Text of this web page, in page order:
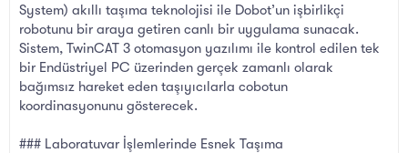
System) akıllı taşıma teknolojisi ile Dobot’un işbirlikçi
robotunu bir araya getiren canlı bir uygulama sunacak.
Sistem, TwinCAT 3 otomasyon yazılımı ile kontrol edilen tek
bir Endüstriyel PC üzerinden gerçek zamanlı olarak
bağımsız hareket eden taşıyıcılarla cobotun
koordinasyonunu gösterecek.
### Laboratuvar İşlemlerinde Esnek Taşıma